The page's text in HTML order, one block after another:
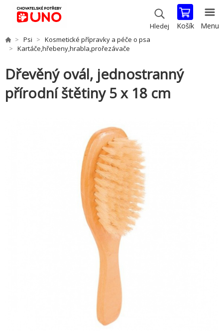
Hledej Košík Menu
Psi
Kosmetické přípravky a péče o psa
Kartáče,hřebeny,hrabla,prořezávače
Dřevěný ovál, jednostranný
přírodní štětiny 5 x 18 cm